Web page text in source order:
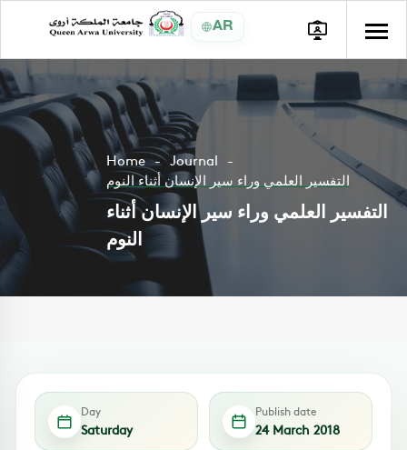
AR
Home
Journal
التفسير العلمي وراء سير الإنسان أثناء النوم
التفسير العلمي وراء سير الإنسان أثناء
النوم
Day
Saturday
Publish date
24 March 2018